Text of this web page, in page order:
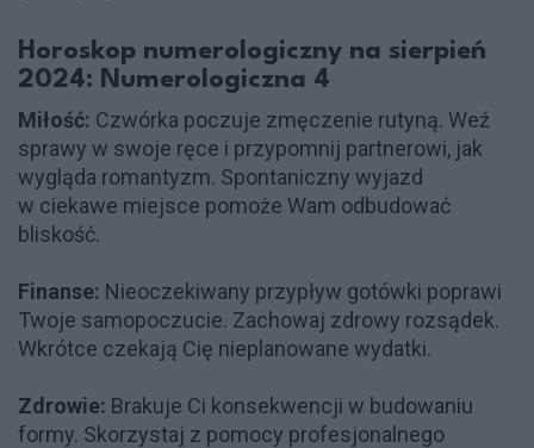
Horoskop numerologiczny na sierpień
2024: Numerologiczna 4
Miłość: Czwórka poczuje zmęczenie rutyną. Weź
sprawy w swoje ręce i przypomnij partnerowi, jak
wygląda romantyzm. Spontaniczny wyjazd
w ciekawe miejsce pomoże Wam odbudować
bliskość.
Finanse: Nieoczekiwany przypływ gotówki poprawi
Twoje samopoczucie. Zachowaj zdrowy rozsądek.
Wkrótce czekają Cię nieplanowane wydatki.
Zdrowie: Brakuje Ci konsekwencji w budowaniu
formy. Skorzystaj z pomocy profesjonalnego